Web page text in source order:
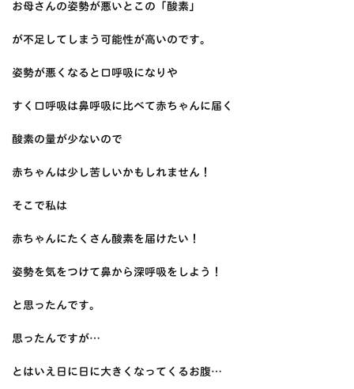
お母さんの姿勢が悪いとこの「酸素」
が不足してしまう可能性が高いのです。
姿勢が悪くなると口呼吸になりや
すく口呼吸は鼻呼吸に比べて赤ちゃんに届く
酸素の量が少ないので
赤ちゃんは少し苦しいかもしれません！
そこで私は
赤ちゃんにたくさん酸素を届けたい！
姿勢を気をつけて鼻から深呼吸をしよう！
と思ったんです。
思ったんですが…
とはいえ日に日に大きくなってくるお腹…